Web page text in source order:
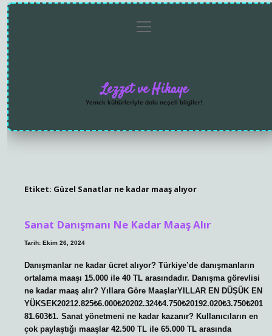
menüyü
aç
Lezzet ve Hikaye
Yemek kültürleriyle dolu neşeli bilgiler!
Etiket: Güzel Sanatlar ne kadar maaş alıyor
Sanat Danışmanı Ne Kadar Maaş Alır
Tarih: Ekim 26, 2024
Danışmanlar ne kadar ücret alıyor? Türkiye’de danışmanların
ortalama maaşı 15.000 ile 40 TL arasındadır. Danışma görevlisi
ne kadar maaş alır? Yıllara Göre MaaşlarYILLAR EN DÜŞÜK EN
YÜKSEK20212.825₺6.000₺20202.324₺4.750₺20192.020₺3.750₺201
81.603₺1. Sanat yönetmeni ne kadar kazanır? Kullanıcıların en
çok paylaştığı maaşlar 42.500 TL ile 65.000 TL arasında